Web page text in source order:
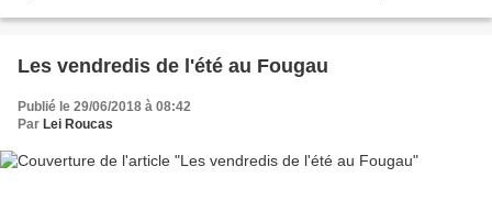
Les vendredis de l'été au Fougau
Publié le 29/06/2018 à 08:42
Par Lei Roucas